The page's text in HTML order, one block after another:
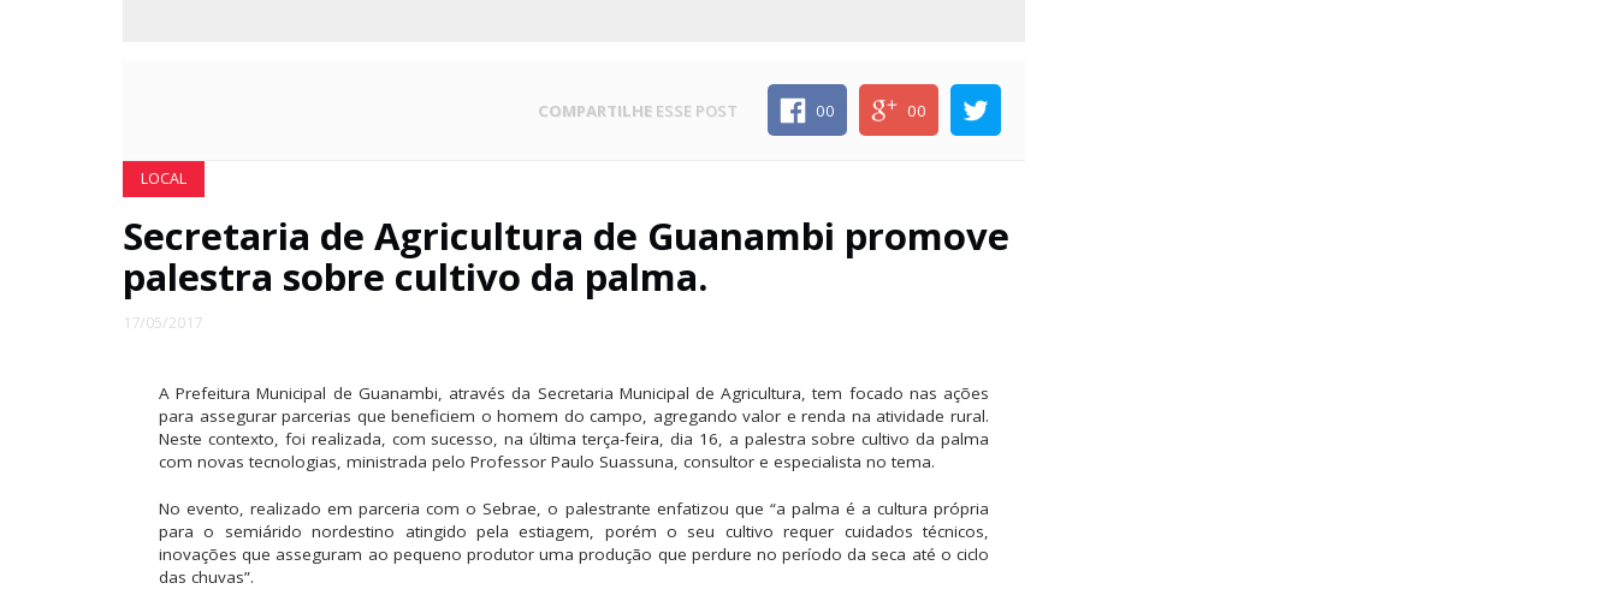
COMPARTILHE ESSE POST 00 00
LOCAL
Secretaria de Agricultura de Guanambi promove
palestra sobre cultivo da palma.
17/05/2017
A Prefeitura Municipal de Guanambi, através da Secretaria Municipal de Agricultura, tem focado nas ações
para assegurar parcerias que beneficiem o homem do campo, agregando valor e renda na atividade rural.
Neste contexto, foi realizada, com sucesso, na última terça-feira, dia 16, a palestra sobre cultivo da palma
com novas tecnologias, ministrada pelo Professor Paulo Suassuna, consultor e especialista no tema.
No evento, realizado em parceria com o Sebrae, o palestrante enfatizou que “a palma é a cultura própria
para o semiárido nordestino atingido pela estiagem, porém o seu cultivo requer cuidados técnicos,
inovações que asseguram ao pequeno produtor uma produção que perdure no período da seca até o ciclo
das chuvas”.